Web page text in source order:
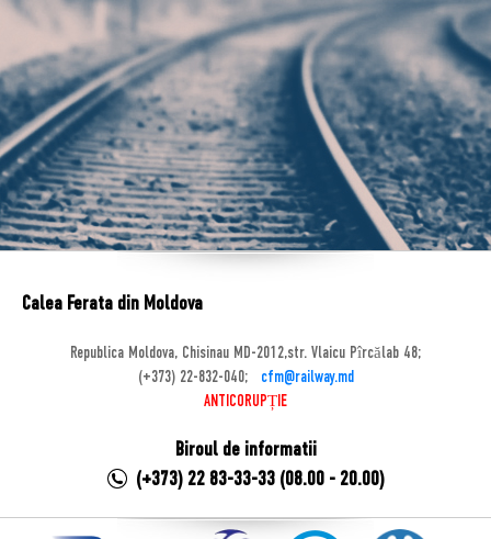
Calea Ferata din Moldova
Republica Moldova, Chisinau MD-2012,str. Vlaicu Pîrcălab 48;
(+373) 22-832-040;
cfm@railway.md
ANTICORUPȚIE
Biroul de informatii
(+373) 22 83-33-33 (08.00 - 20.00)